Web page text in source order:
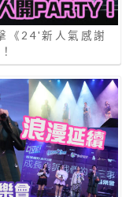
《24'新人氣感謝